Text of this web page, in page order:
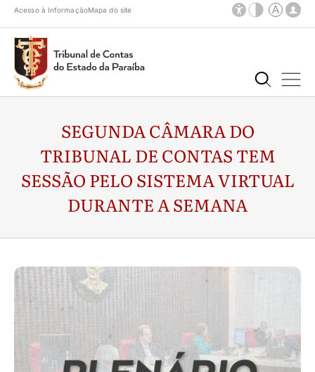
Acesso à InformaçãoMapa do site
SEGUNDA CÂMARA DO
TRIBUNAL DE CONTAS TEM
SESSÃO PELO SISTEMA VIRTUAL
DURANTE A SEMANA